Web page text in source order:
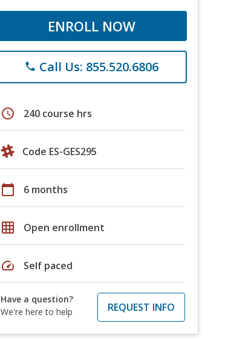
ENROLL NOW
phone Call Us: 855.520.6806
schedule 240 course hrs
Code ES-GES295
calendar_today 6 months
grid_on Open enrollment
speed Self paced
Have a question?
We're here to help
REQUEST INFO